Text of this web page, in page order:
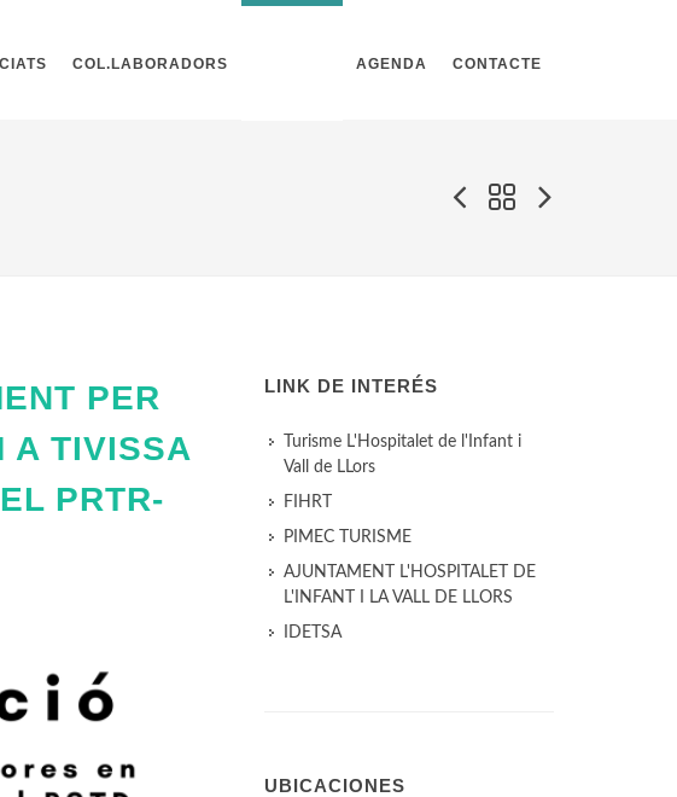
COL.LABORADORS AGENDA CONTACTE
PER
A TIVISSA
PRTR-
LINK DE INTERÉS
Turisme L'Hospitalet de l'Infant i
Vall de LLors
FIHRT
PIMEC TURISME
AJUNTAMENT L'HOSPITALET DE
L'INFANT I LA VALL DE LLORS
IDETSA
UBICACIONES